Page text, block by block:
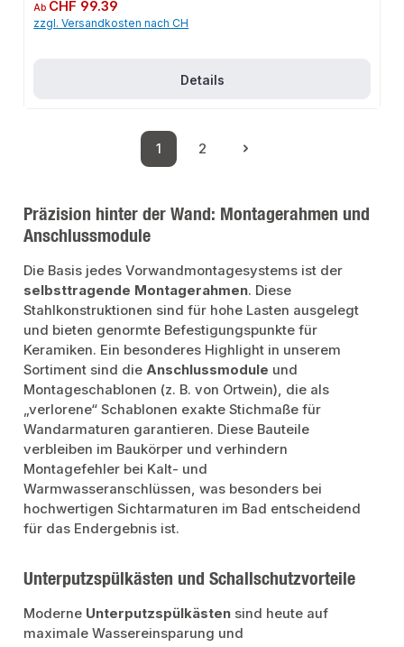
Maueranker - können je nach Einbausituation an allen 4 Seiten montiert
werdenRAL9016 - weißAushängbares verzinktes Türblatt für Rechts- und
ventilenElektroinstallation: Zugang zu Kabeln und VerteilerdosenLüftung:
Regulärer Preis:
Ab CHF 99.39
zzgl. Versandkosten nach CH
Details
Seite
1
Seite
2
Präzision hinter der Wand: Montagerahmen und
Anschlussmodule
Die Basis jedes Vorwandmontagesystems ist der
selbsttragende Montagerahmen. Diese
Stahlkonstruktionen sind für hohe Lasten ausgelegt
und bieten genormte Befestigungspunkte für
Keramiken. Ein besonderes Highlight in unserem
Sortiment sind die Anschlussmodule und
Montageschablonen (z. B. von Ortwein), die als
„verlorene“ Schablonen exakte Stichmaße für
Wandarmaturen garantieren. Diese Bauteile
verbleiben im Baukörper und verhindern
Montagefehler bei Kalt- und
Warmwasseranschlüssen, was besonders bei
hochwertigen Sichtarmaturen im Bad entscheidend
für das Endergebnis ist.
Unterputzspülkästen und Schallschutzvorteile
Moderne Unterputzspülkästen sind heute auf
maximale Wassereinsparung und